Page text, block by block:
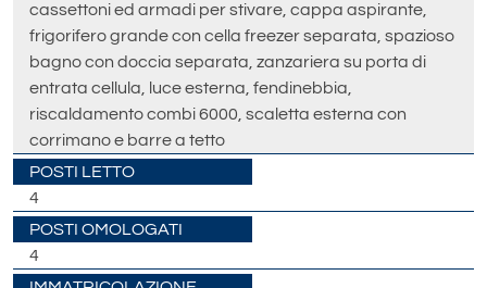
cassettoni ed armadi per stivare, cappa aspirante,
frigorifero grande con cella freezer separata, spazioso
bagno con doccia separata, zanzariera su porta di
entrata cellula, luce esterna, fendinebbia,
riscaldamento combi 6000, scaletta esterna con
corrimano e barre a tetto
POSTI LETTO
4
POSTI OMOLOGATI
4